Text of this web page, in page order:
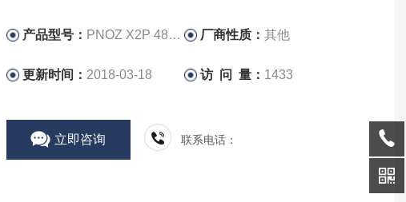
产品型号： PNOZ X2P 48-240V 厂商性质：其他
更新时间： 2018-03-18 访 问 量： 1433
立即咨询 联系电话：